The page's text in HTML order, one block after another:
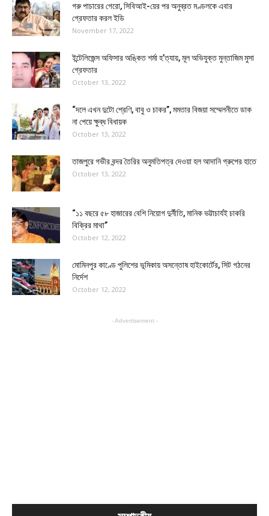
গরু পাচারের গেরো, সিবিআই-য়ের পর অনুব্রত মণ্ডলকে এবার
গ্রেফতার করল ইডি
November 17, 2022
ইন্টেলিজেন্স অফিসার অঙ্কিত শর্মা হ’ত্যায়, মূল অভিযুক্ত মুন্তাজিম মুসা
গ্রেফতার
October 13, 2022
“দলে এখন দুটো শ্রেণি, বাবু ও চাকর”, মমতার বিজয়া সম্মেলনীতে ডাক
না পেয়ে ক্ষুব্ধ বিধায়ক
October 13, 2022
তাজপুরে গভীর বন্দর তৈরির অনুমতিপত্র দেওয়া হল আদানি গ্রুপের হাতে
October 13, 2022
“১১ বছরে ৫৮ হাজারের বেশি নিয়োগ দুর্নীতি, মানিক ভট্টাচার্যই চাকরি
বিক্রির মাথা”
October 12, 2022
মোমিনপুর কাণ্ডে পুলিশের ভূমিকায় অসন্তোষ হাইকোর্টের, সিট গঠনের
নির্দেশ
October 12, 2022
- Advertisement -